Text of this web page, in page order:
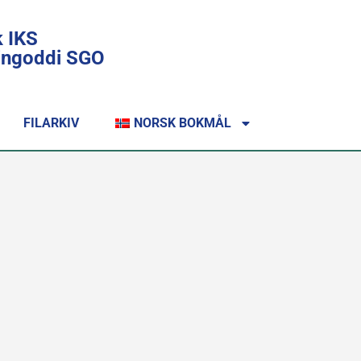
IKS
SGO
FILARKIV NORSK BOKMÅL